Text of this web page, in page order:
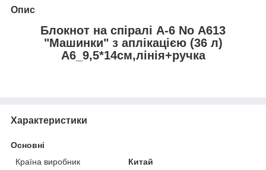
Опис
Блокнот на спіралі А-6 No А613
"Машинки" з аплікацією (36 л)
А6_9,5*14см,лінія+ручка
Характеристики
Основні
Країна виробник
Китай